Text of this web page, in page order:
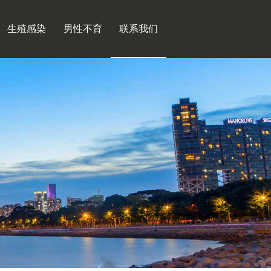
生殖感染 男性不育 联系我们